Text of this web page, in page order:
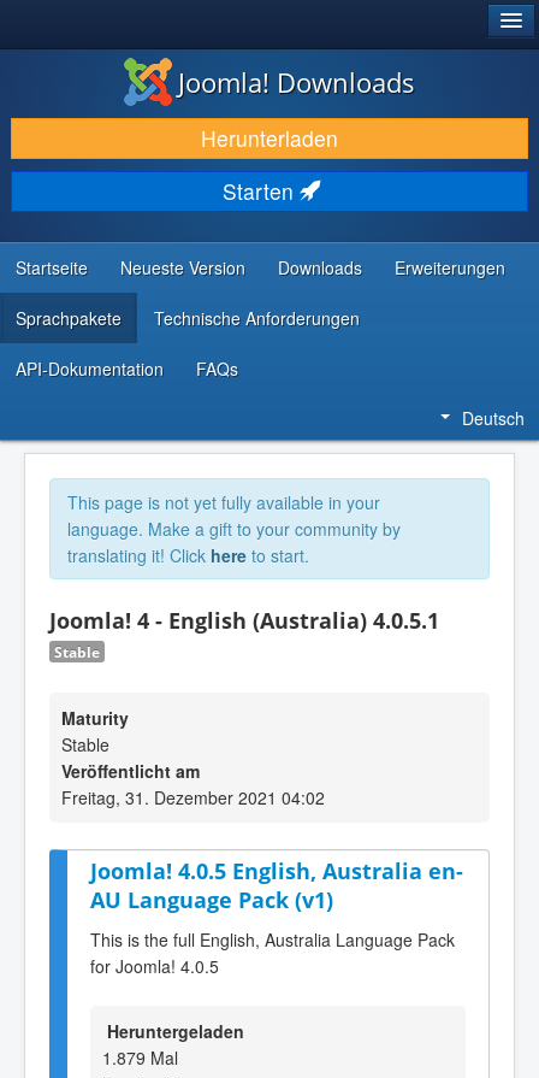
DOWNLOAD & ERWEITERN
ENTDECKEN & LERNEN
COMMUNITY & SUPPORT
RESSOURCEN FÜR ENTWICKLER
Joomla! Downloads
Herunterladen
Starten
Startseite Neueste Version Downloads Erweiterungen
Sprachpakete Technische Anforderungen
API-Dokumentation FAQs
Deutsch
This page is not yet fully available in your
language. Make a gift to your community by
translating it! Click here to start.
Joomla! 4 - English (Australia) 4.0.5.1
Stable
Maturity
Stable
Veröffentlicht am
Freitag, 31. Dezember 2021 04:02
Joomla! 4.0.5 English, Australia en-
AU Language Pack (v1)
This is the full English, Australia Language Pack
for Joomla! 4.0.5
Heruntergeladen
1.879 Mal